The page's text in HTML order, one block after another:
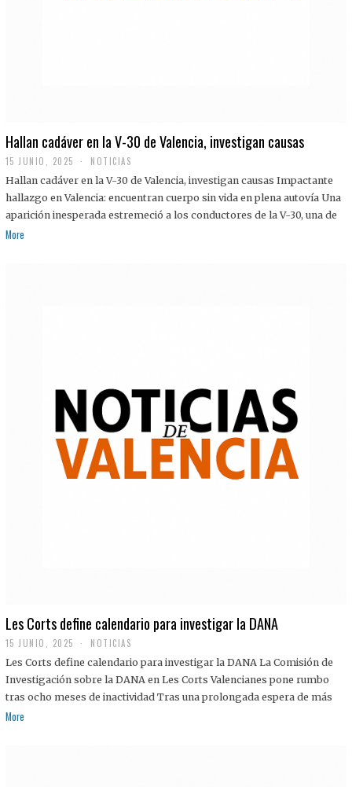
Hallan cadáver en la V-30 de Valencia, investigan causas
15 JUNIO, 2025 NOTICIAS
Hallan cadáver en la V-30 de Valencia, investigan causas Impactante
hallazgo en Valencia: encuentran cuerpo sin vida en plena autovía Una
aparición inesperada estremeció a los conductores de la V-30, una de
More
Les Corts define calendario para investigar la DANA
15 JUNIO, 2025 NOTICIAS
Les Corts define calendario para investigar la DANA La Comisión de
Investigación sobre la DANA en Les Corts Valencianes pone rumbo
tras ocho meses de inactividad Tras una prolongada espera de más
More